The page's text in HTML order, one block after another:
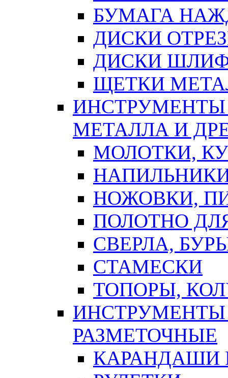
БУМАГА
ДИСКИ
ДИСКИ
ЩЕТКИ
ИНСТРУМЕНТЫ
МЕТАЛЛА И
МОЛОТКИ,
НОЖОВКИ,
ПОЛОТНО
СВЕРЛА,
СТАМЕСКИ
ТОПОРЫ,
ИНСТРУМЕНТЫ
РАЗМЕТОЧНЫЕ
КАРАНДАШИ